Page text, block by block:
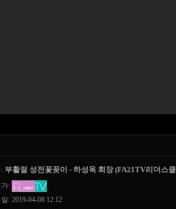
부활절 성전꽃꽂이 - 하성옥 회장 (FA21TV리더스
가:
: 2019-04-08 12:12